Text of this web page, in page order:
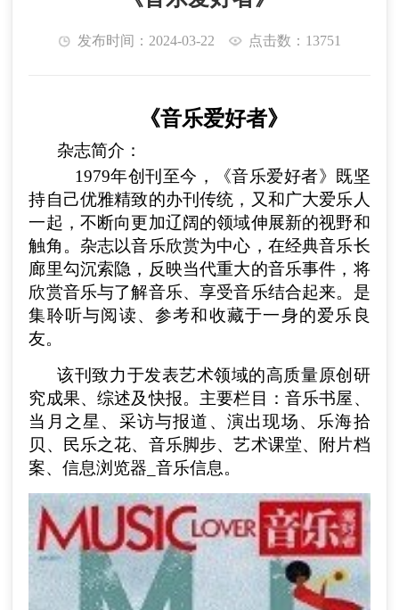
发布时间：2024-03-22 点击数：13751
《音乐爱好者》
杂志简介：
1979年创刊至今，《音乐爱好者》既坚
持自己优雅精致的办刊传统，又和广大爱乐人
一起，不断向更加辽阔的领域伸展新的视野和
触角。杂志以音乐欣赏为中心，在经典音乐长
廊里勾沉索隐，反映当代重大的音乐事件，将
欣赏音乐与了解音乐、享受音乐结合起来。是
集聆听与阅读、参考和收藏于一身的爱乐良
友。
该刊致力于发表艺术领域的高质量原创研
究成果、综述及快报。主要栏目：音乐书屋、
当月之星、采访与报道、演出现场、乐海拾
贝、民乐之花、音乐脚步、艺术课堂、附片档
案、信息浏览器_音乐信息。